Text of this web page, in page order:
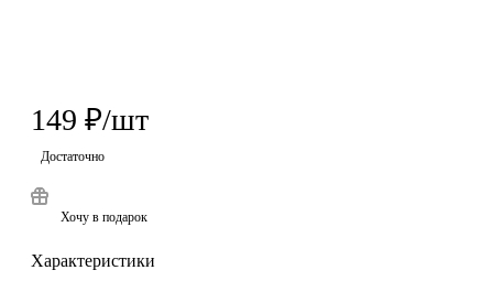
149 ₽/шт
Достаточно
Хочу в подарок
Характеристики